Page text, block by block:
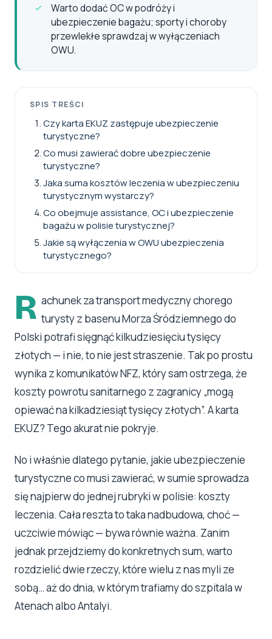
Warto dodać OC w podróży i
ubezpieczenie bagażu; sporty i choroby
przewlekłe sprawdzaj w wyłączeniach
OWU.
SPIS TREŚCI
Czy karta EKUZ zastępuje ubezpieczenie
turystyczne?
Co musi zawierać dobre ubezpieczenie
turystyczne?
Jaka suma kosztów leczenia w ubezpieczeniu
turystycznym wystarczy?
Co obejmuje assistance, OC i ubezpieczenie
bagażu w polisie turystycznej?
Jakie są wyłączenia w OWU ubezpieczenia
turystycznego?
R achunek za transport medyczny chorego
turysty z basenu Morza Śródziemnego do
Polski potrafi sięgnąć kilkudziesięciu tysięcy
złotych — i nie, to nie jest straszenie. Tak po prostu
wynika z komunikatów NFZ, który sam ostrzega, że
koszty powrotu sanitarnego z zagranicy „mogą
opiewać na kilkadziesiąt tysięcy złotych”. A karta
EKUZ? Tego akurat nie pokryje.
No i właśnie dlatego pytanie, jakie ubezpieczenie
turystyczne co musi zawierać, w sumie sprowadza
się najpierw do jednej rubryki w polisie: koszty
leczenia. Cała reszta to taka nadbudowa, choć —
uczciwie mówiąc — bywa równie ważna. Zanim
jednak przejdziemy do konkretnych sum, warto
rozdzielić dwie rzeczy, które wielu z nas myli ze
sobą… aż do dnia, w którym trafiamy do szpitala w
Atenach albo Antalyi.